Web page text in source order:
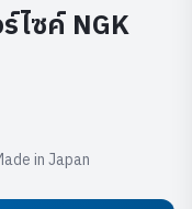
ไซค์ NGK
in Japan